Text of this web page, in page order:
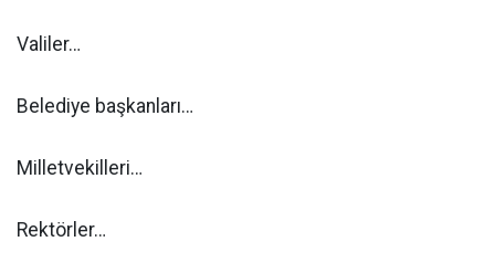
Valiler…
Belediye başkanları…
Milletvekilleri…
Rektörler…